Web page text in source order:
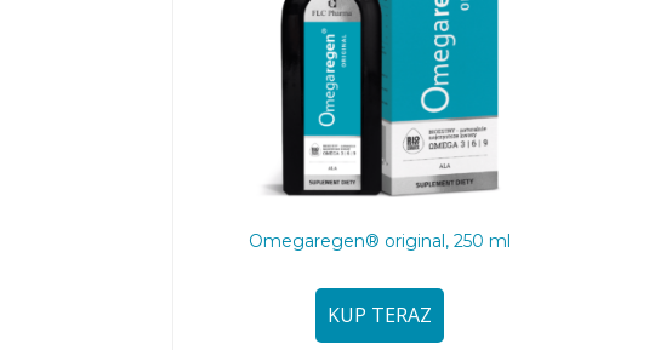
Omegaregen® original, 250 ml
KUP TERAZ